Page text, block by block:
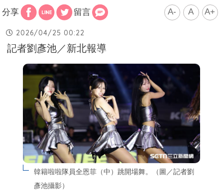
分享 留言 A- A A+
2026/04/25 00:22
記者劉彥池／新北報導
韓籍啦啦隊員全恩菲（中）跳開場舞。（圖／記者劉
彥池攝影）